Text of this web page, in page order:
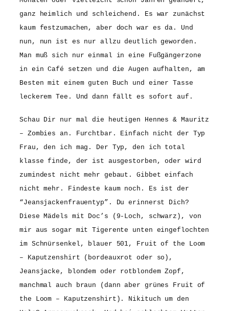
ganz heimlich und schleichend. Es war zunächst
kaum festzumachen, aber doch war es da. Und
nun, nun ist es nur allzu deutlich geworden.
Man muß sich nur einmal in eine Fußgängerzone
in ein Café setzen und die Augen aufhalten, am
Besten mit einem guten Buch und einer Tasse
leckerem Tee. Und dann fällt es sofort auf.
Schau Dir nur mal die heutigen Hennes & Mauritz
– Zombies an. Furchtbar. Einfach nicht der Typ
Frau, den ich mag. Der Typ, den ich total
klasse finde, der ist ausgestorben, oder wird
zumindest nicht mehr gebaut. Gibbet einfach
nicht mehr. Findeste kaum noch. Es ist der
“Jeansjackenfrauentyp”. Du erinnerst Dich?
Diese Mädels mit Doc’s (9-Loch, schwarz), von
mir aus sogar mit Tigerente unten eingeflochten
im Schnürsenkel, blauer 501, Fruit of the Loom
– Kaputzenshirt (bordeauxrot oder so),
Jeansjacke, blondem oder rotblondem Zopf,
manchmal auch braun (dann aber grünes Fruit of
the Loom – Kaputzenshirt). Nikituch um den